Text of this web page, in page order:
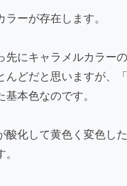
ーが存在します。
先にキャラメルカラー
んどだと思いますが、
本色なのです。
酸化して黄色く変色し